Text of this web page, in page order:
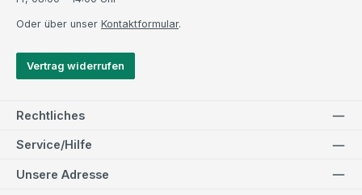
Oder über unser Kontaktformular.
Vertrag widerrufen
Rechtliches
Service/Hilfe
Unsere Adresse